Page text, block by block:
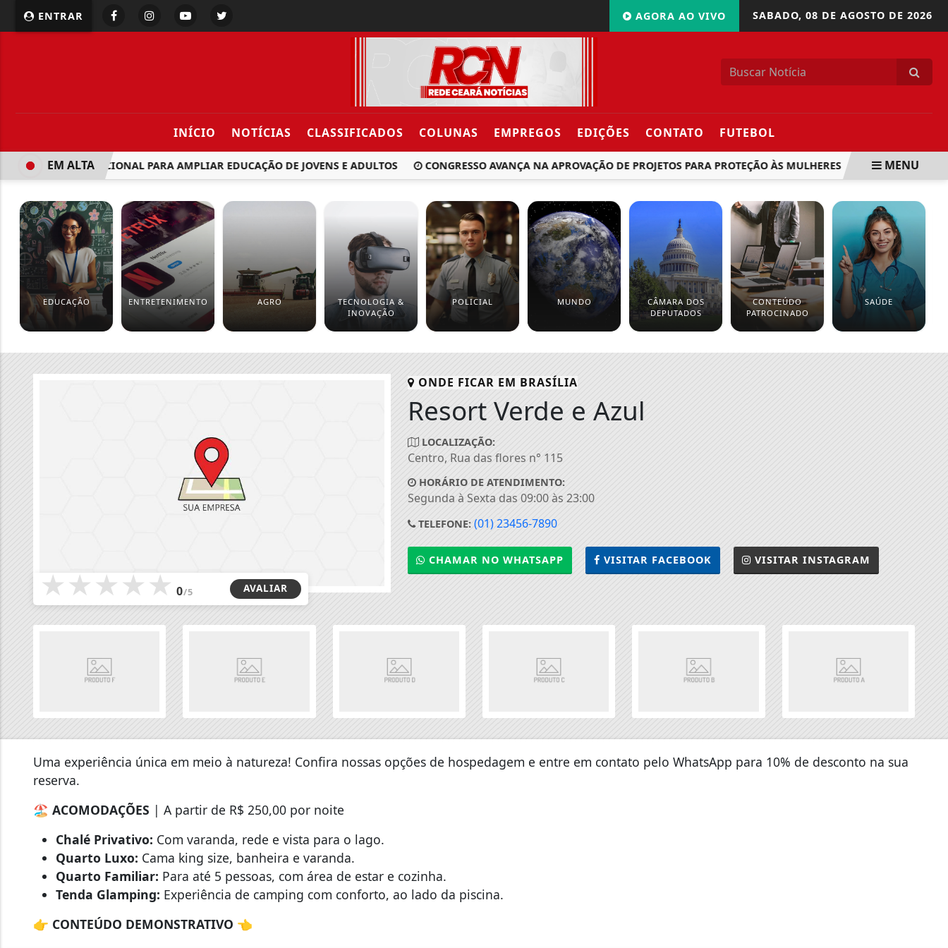
ENTRAR SABADO, 08 DE AGOSTO DE 2026
AGORA AO VIVO
INÍCIO NOTÍCIAS CLASSIFICADOS COLUNAS EMPREGOS EDIÇÕES CONTATO FUTEBOL
POLÍTICA NACIONAL PARA AMPLIAR EDUCAÇÃO DE JOVENS E ADULTOS CONGRESSO AVANÇA NA APROVAÇÃO DE PROJETOS PARA PROTEÇÃO ÀS MULHERES IMPOSTO DE
EM ALTA MENU
EDUCAÇÃO ENTRETENIMENTO AGRO
TECNOLOGIA &
INOVAÇÃO
POLICIAL MUNDO
CÂMARA DOS
DEPUTADOS
CONTEÚDO
PATROCINADO
SAÚDE
★ ★ ★ ★ ★ 0/5 AVALIAR
ONDE FICAR EM BRASÍLIA
Resort Verde e Azul
LOCALIZAÇÃO:
Centro, Rua das flores n° 115
HORÁRIO DE ATENDIMENTO:
Segunda à Sexta das 09:00 às 23:00
TELEFONE: (01) 23456-7890
CHAMAR NO WHATSAPP VISITAR FACEBOOK VISITAR INSTAGRAM
Uma experiência única em meio à natureza! Confira nossas opções de hospedagem e entre em contato pelo WhatsApp para 10% de desconto na sua
reserva.
🏖️ ACOMODAÇÕES | A partir de R$ 250,00 por noite
Chalé Privativo: Com varanda, rede e vista para o lago.
Quarto Luxo: Cama king size, banheira e varanda.
Quarto Familiar: Para até 5 pessoas, com área de estar e cozinha.
Tenda Glamping: Experiência de camping com conforto, ao lado da piscina.
👉 CONTEÚDO DEMONSTRATIVO 👈